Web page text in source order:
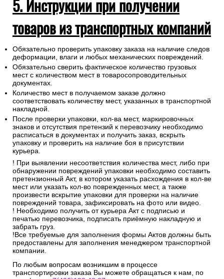
5. Инструкции при получении
товаров из транспортных компаний
Обязательно проверить упаковку заказа на наличие следов
деформации, влаги и любых механических повреждений.
Обязательно сверить фактическое количество грузовых
мест с количеством мест в товаросопроводительных
документах.
Количество мест в получаемом заказе должно
соответствовать количеству мест, указанных в транспортной
накладной.
После проверки упаковки, кол-ва мест, маркировочных
знаков и отсутствия претензий к перевозчику необходимо
расписаться в документах и получить заказ, вскрыть
упаковку и проверить на наличие боя в присутствии
курьера.
! При выявлении несоответствия количества мест, либо при
обнаружении повреждений упаковки необходимо составить
претензионный Акт, в котором указать расхождения в кол-ве
мест или указать кол-во поврежденных мест, а также
произвести вскрытие упаковки для проверки на наличие
повреждений товара, зафиксировать на фото или видео.
! Необходимо получить от курьера Акт с подписью и
печатью перевозчика, подписать приёмную накладную и
забрать груз.
!Все требуемые для заполнения формы Актов должны быть
предоставлены для заполнения менеджером транспортной
компании.
По любым вопросам возникшим в процессе
транспортировки заказа Вы можете обращаться к нам, по